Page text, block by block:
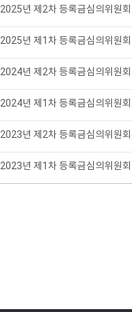
2025년 제2차 등록금심의위원
2025년 제1차 등록금심의위원
2024년 제2차 등록금심의위원
2024년 제1차 등록금심의위원
2023년 제2차 등록금심의위원
2023년 제1차 등록금심의위원